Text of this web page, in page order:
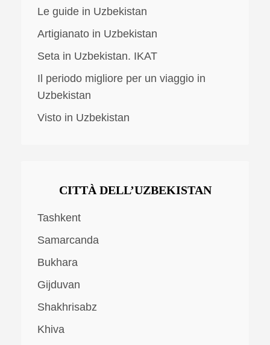
Le guide in Uzbekistan
Artigianato in Uzbekistan
Seta in Uzbekistan. IKAT
Il periodo migliore per un viaggio in
Uzbekistan
Visto in Uzbekistan
CITTÀ DELL’UZBEKISTAN
Tashkent
Samarcanda
Bukhara
Gijduvan
Shakhrisabz
Khiva